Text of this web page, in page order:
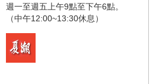
週一至週五上午9點至下午6點。
（中午12:00~13:30休息）